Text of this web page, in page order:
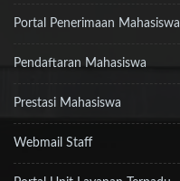
Portal Penerimaan Mahasiswa
Pendaftaran Mahasiswa
Prestasi Mahasiswa
Webmail Staff